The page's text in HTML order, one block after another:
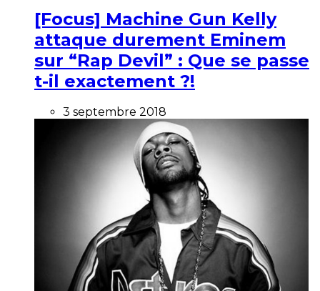
[Focus] Machine Gun Kelly
attaque durement Eminem
sur “Rap Devil” : Que se passe
t-il exactement ?!
3 septembre 2018